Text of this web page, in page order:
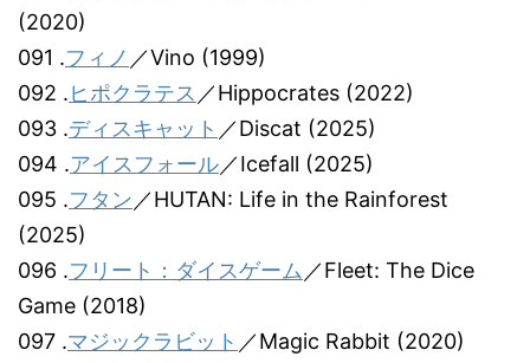
(2020)
091 .フィノ ／Vino (1999)
092 .ヒポクラテス ／Hippocrates (2022)
093 .ディスキャット ／Discat (2025)
094 .アイスフォール／Icefall (2025)
095 .フタン ／HUTAN: Life in the Rainforest
(2025)
096 .フリート：ダイスゲーム ／Fleet: The Dice
Game (2018)
097 .マジックラビット ／Magic Rabbit (2020)